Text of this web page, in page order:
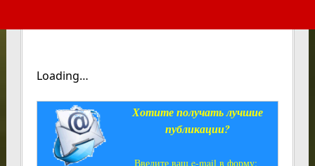
Loading…
Хотите получать лучшие
публикации?
Введите ваш e-mail в форму: